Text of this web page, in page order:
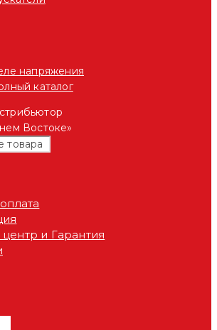
напряжения
каталог
Востоке»
и Гарантия